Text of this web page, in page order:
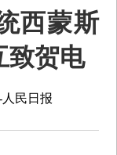
西蒙斯
致贺电
人民日报